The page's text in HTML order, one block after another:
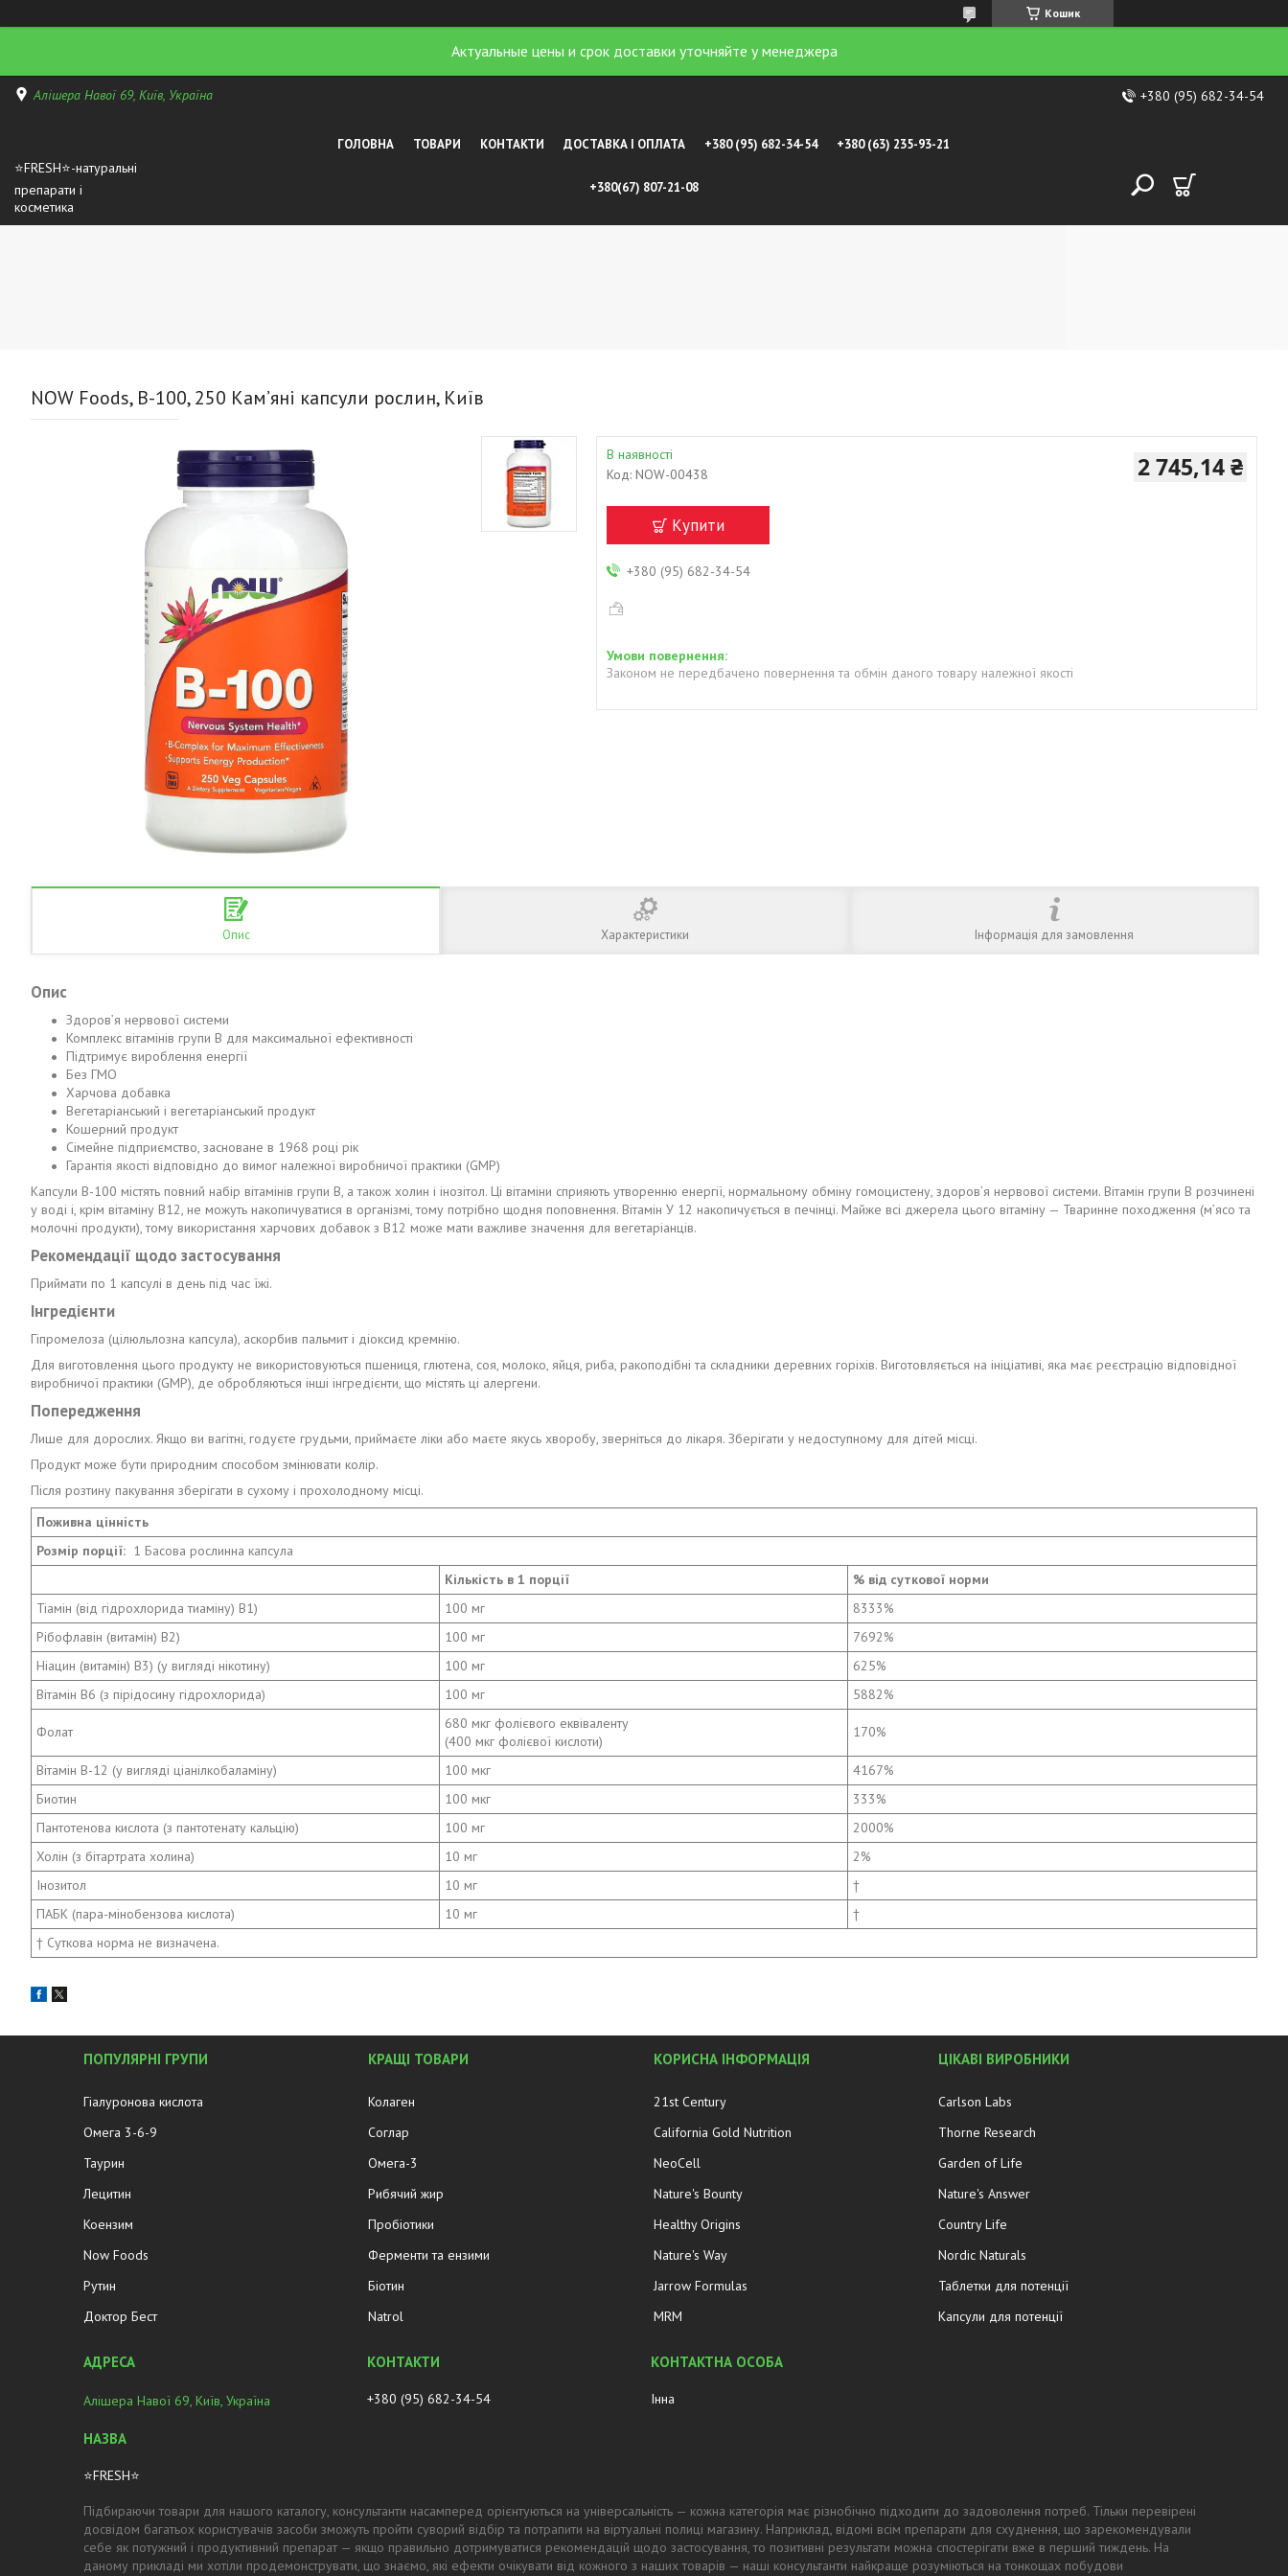
Кошик
Актуальные цены и срок доставки уточняйте у менеджера
Алішера Навої 69, Київ, Україна +380 (95) 682-34-54
⭐FRESH⭐-натуральні
препарати і
косметика
ГОЛОВНА ТОВАРИ КОНТАКТИ ДОСТАВКА І ОПЛАТА +380 (95) 682-34-54 +380 (63) 235-93-21
+380(67) 807-21-08
NOW Foods, B-100, 250 Кам’яні капсули рослин, Київ
В наявності
Код: NOW-00438 2 745,14 ₴
Купити
+380 (95) 682-34-54
Законом не передбачено повернення та обмін даного товару належної якості
Опис Характеристики Інформація для замовлення
Опис
Здоров’я нервової системи
Комплекс вітамінів групи В для максимальної ефективності
Підтримує вироблення енергії
Без ГМО
Харчова добавка
Вегетаріанський і вегетаріанський продукт
Кошерний продукт
Сімейне підприємство, засноване в 1968 році рік
Гарантія якості відповідно до вимог належної виробничої практики (GMP)
Капсули B-100 містять повний набір вітамінів групи В, а також холин і інозітол. Ці вітаміни сприяють утворенню енергії, нормальному обміну гомоцистену, здоров’я нервової системи. Вітамін групи B розчинені
у воді і, крім вітаміну B12, не можуть накопичуватися в організмі, тому потрібно щодня поповнення. Вітамін У 12 накопичується в печінці. Майже всі джерела цього вітаміну — Тваринне походження (м’ясо та
молочні продукти), тому використання харчових добавок з B12 може мати важливе значення для вегетаріанців.
Рекомендації щодо застосування
Приймати по 1 капсулі в день під час їжі.
Інгредієнти
Гіпромелоза (цілюльлозна капсула), аскорбив пальмит і діоксид кремнію.
Для виготовлення цього продукту не використовуються пшениця, глютена, соя, молоко, яйця, риба, ракоподібні та складники деревних горіхів. Виготовляється на ініціативі, яка має реєстрацію відповідної
виробничої практики (GMP), де обробляються інші інгредієнти, що містять ці алергени.
Попередження
Лише для дорослих. Якщо ви вагітні, годуєте грудьми, приймаєте ліки або маєте якусь хворобу, зверніться до лікаря. Зберігати у недоступному для дітей місці.
Продукт може бути природним способом змінювати колір.
Після розтину пакування зберігати в сухому і прохолодному місці.
Поживна цінність
Розмір порції: 1 Басова рослинна капсула
Кількість в 1 порції
% від суткової норми
Тіамін (від гідрохлорида тиаміну) B1)
100 мг
8333%
Рібофлавін (витамін) B2)
100 мг
7692%
Ніацин (витамін) B3) (у вигляді нікотину)
100 мг
625%
Вітамін B6 (з пірідосину гідрохлорида)
100 мг 5882%
Фолат
680 мкг фолієвого еквіваленту
(400 мкг фолієвої кислоти)
170%
Вітамін B-12 (у вигляді ціанілкобаламіну) 100 мкг
4167%
Биотин
100 мкг
333%
Пантотенова кислота (з пантотенату кальцію)
100 мг
2000%
Холін (з бітартрата холина)
10 мг
2%
Інозитол
10 мг
†
ПАБК (пара-мінобензова кислота)
10 мг
†
† Суткова норма не визначена.
ПОПУЛЯРНІ ГРУПИ
Гіалуронова кислота
Омега 3-6-9
Таурин
Лецитин
Коензим
Now Foods
Рутин
Доктор Бест
КРАЩІ ТОВАРИ
Колаген
Соглар
Омега-3
Рибячий жир
Пробіотики
Ферменти та ензими
Біотин
Natrol
КОРИСНА ІНФОРМАЦІЯ
21st Century
California Gold Nutrition
NeoCell
Nature's Bounty
Healthy Origins
Nature's Way
Jarrow Formulas
MRM
ЦІКАВІ ВИРОБНИКИ
Carlson Labs
Thorne Research
Garden of Life
Nature's Answer
Country Life
Nordic Naturals
Таблетки для потенції
Капсули для потенції
Алішера Навої 69, Київ, Україна
⭐FRESH⭐
+380 (95) 682-34-54 Інна
Підбираючи товари для нашого каталогу, консультанти насамперед орієнтуються на універсальність — кожна категорія має різнобічно підходити до задоволення потреб. Тільки перевірені
досвідом багатьох користувачів засоби зможуть пройти суворий відбір та потрапити на віртуальні полиці магазину. Наприклад, відомі всім препарати для схуднення, що зарекомендували
себе як потужний і продуктивний препарат — якщо правильно дотримуватися рекомендацій щодо застосування, то позитивні результати можна спостерігати вже в перший тиждень. На
даному прикладі ми хотіли продемонструвати, що знаємо, які ефекти очікувати від кожного з наших товарів — наші консультанти найкраще розуміються на тонкощах побудови